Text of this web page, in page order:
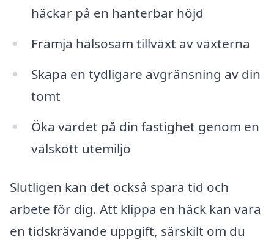
häckar på en hanterbar höjd
Främja hälsosam tillväxt av växterna
Skapa en tydligare avgränsning av din
tomt
Öka värdet på din fastighet genom en
välskött utemiljö
Slutligen kan det också spara tid och
arbete för dig. Att klippa en häck kan vara
en tidskrävande uppgift, särskilt om du